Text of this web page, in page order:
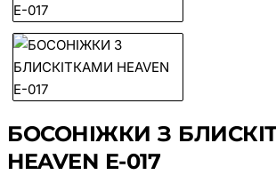
БОСОНІЖКИ З
HEAVEN E-017